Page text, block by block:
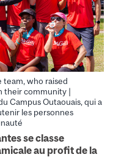
team, who raised
their community |
Campus Outaouais, qui a
les personnes
se classe
au profit de la